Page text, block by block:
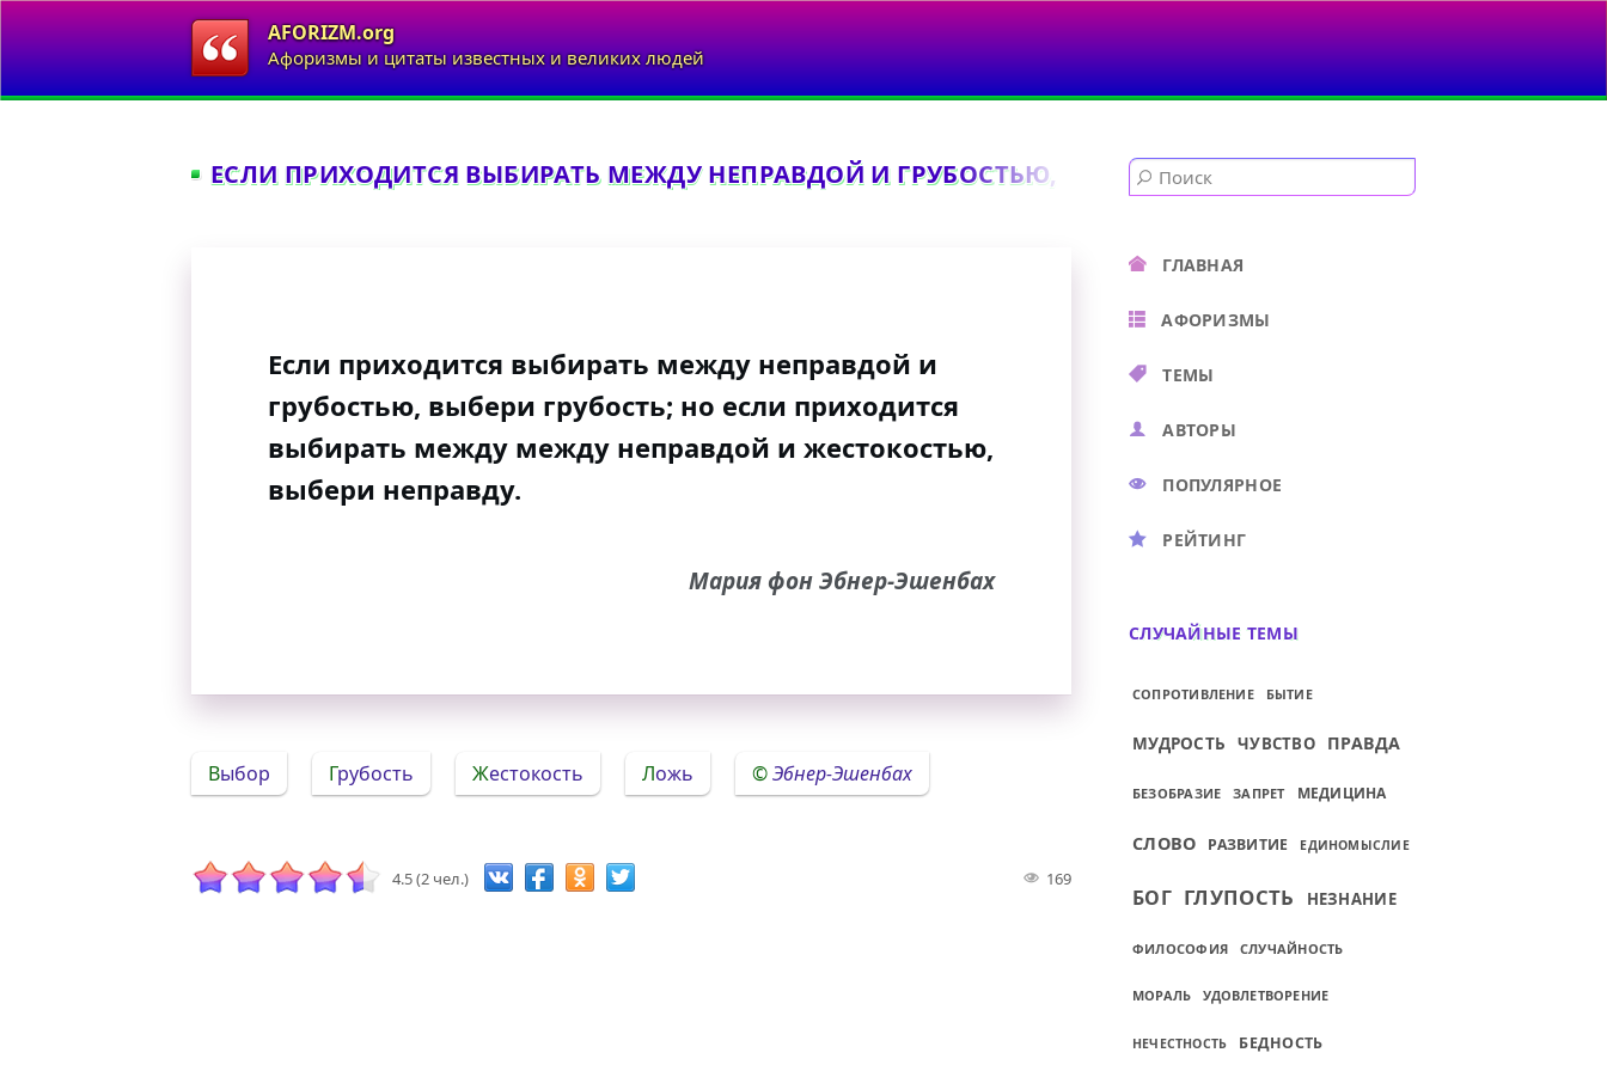
AFORIZM.org
Афоризмы и цитаты известных и великих людей
ЕСЛИ ПРИХОДИТСЯ ВЫБИРАТЬ МЕЖДУ НЕПРАВДОЙ И ГРУБОСТЬЮ, ВЫБЕРИ ГРУБОСТЬ...
Если приходится выбирать между неправдой и
грубостью, выбери грубость; но если приходится
выбирать между между неправдой и жестокостью,
выбери неправду.
Мария фон Эбнер-Эшенбах
Выбор Грубость Жестокость Ложь Эбнер-Эшенбах
4.5 (2 чел.) 169
ГЛАВНАЯ
АФОРИЗМЫ
ТЕМЫ
АВТОРЫ
ПОПУЛЯРНОЕ
РЕЙТИНГ
СЛУЧАЙНЫЕ ТЕМЫ
СОПРОТИВЛЕНИЕ БЫТИЕ
МУДРОСТЬ ЧУВСТВО ПРАВДА
БЕЗОБРАЗИЕ ЗАПРЕТ МЕДИЦИНА
СЛОВО РАЗВИТИЕ ЕДИНОМЫСЛИЕ
БОГ ГЛУПОСТЬ НЕЗНАНИЕ
ФИЛОСОФИЯ СЛУЧАЙНОСТЬ
МОРАЛЬ УДОВЛЕТВОРЕНИЕ
НЕЧЕСТНОСТЬ БЕДНОСТЬ